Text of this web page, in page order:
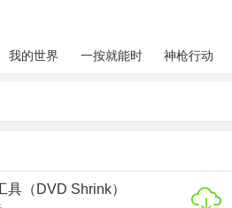
我的世界
一按就能时
神枪行动
具（DVD Shrink）